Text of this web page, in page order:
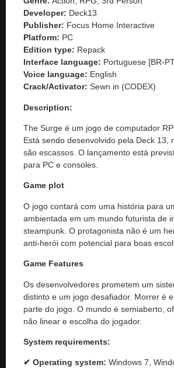
Developer: Deck13
Publisher: Focus Home Interactive
Platform: PC
Edition type: Repack
Interface language: Portuguese [BR-
Voice language: English
Crack/Activator: Sewn in (CODEX)
Description:
The Surge é um jogo de computador
Está sendo desenvolvido pela Deck 13,
são escassos. O lançamento está
para PC e consoles.
Game plot
O jogo contará com uma história para
ambientada em um mundo futurista de
steampunk. O protagonista não é um
anti-herói com potencial para boas
Game Features
Os desenvolvedores prometem um
distinto e um jogo desafiador. Morrer é
parte do jogo. O mundo é semiaberto,
não linear e escolha do jogador.
System requirements:
✔ Operating system: Windows 7,